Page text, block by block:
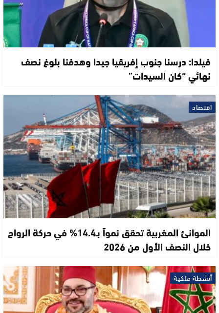
فيلدا: درسنا جنوب إفريقيا جيدا وهدفنا بلوغ نصف
نهائي “كان السيدات”
اقتصاد
الموانئ المغربية تحقق نمواً بـ14.4% في حركة الرواج
خلال النصف الأول من 2026
أنشطة ملكية